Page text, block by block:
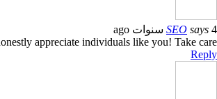
SEO says 4 سنوات ago
appreciate individuals like you! Take care!!
Reply